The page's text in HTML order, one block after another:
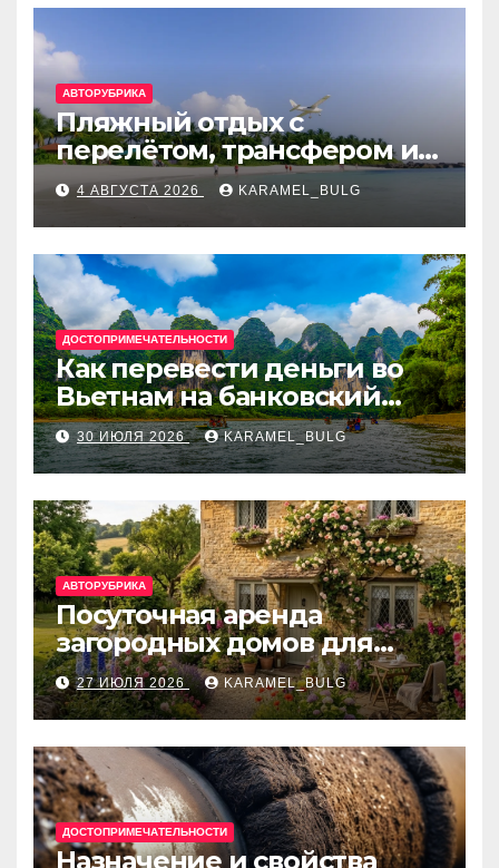
АВТОРУБРИКА
Пляжный отдых с
перелётом, трансфером и
отелем на Мальдивах, в
Турции, Греции, Таиланде
и Европе
4 АВГУСТА 2026 KARAMEL_BULG
ДОСТОПРИМЕЧАТЕЛЬНОСТИ
Как перевести деньги во
Вьетнам на банковский
счёт: VietcomBank, BIDV,
Techcombank и другие
банки
30 ИЮЛЯ 2026 KARAMEL_BULG
АВТОРУБРИКА
Посуточная аренда
загородных домов для
отдыха
27 ИЮЛЯ 2026 KARAMEL_BULG
ДОСТОПРИМЕЧАТЕЛЬНОСТИ
Назначение и свойства